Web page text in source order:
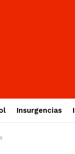
Insurgencias